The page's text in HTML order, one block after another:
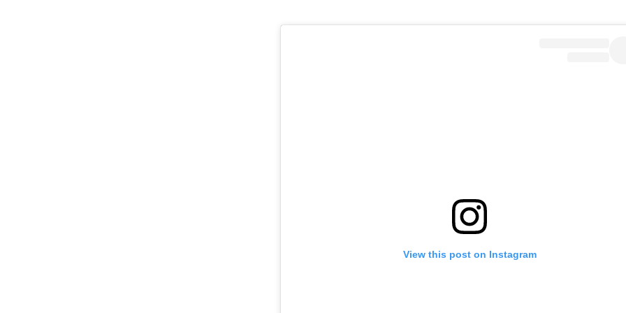
View this post on Instagram